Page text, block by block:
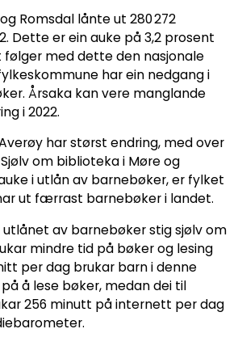
Romsdal lånte ut 280 272
Dette er ein auke på 3,2 prosent
følger med dette den nasjonale
har ein nedgang i
Årsaka kan vere manglande
i 2022.
har størst endring, med over
om biblioteka i Møre og
i utlån av barnebøker, er fylket
ut færrast barnebøker i landet.
av barnebøker stig sjølv om
mindre tid på bøker og lesing
per dag brukar barn i denne
å lese bøker, medan dei til
256 minutt på internett per dag